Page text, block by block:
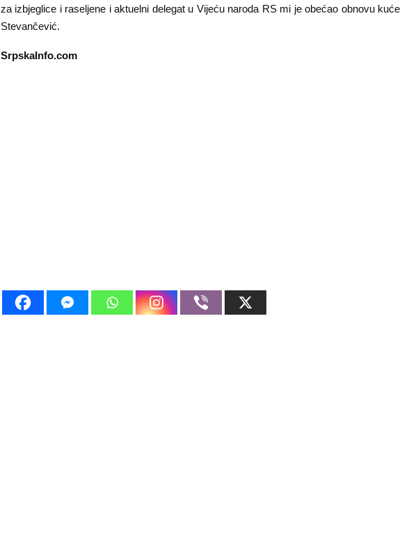
za izbjeglice i raseljene i aktuelni delegat u Vijeću naroda RS mi je obećao obnovu
Stevančević.
SrpskaInfo.com